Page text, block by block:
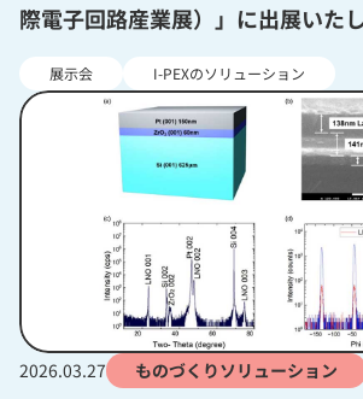
際電子回路産業展）」に出展いた
展示会 I-PEXのソリューション
2026.03.27 ものづくりソリューション